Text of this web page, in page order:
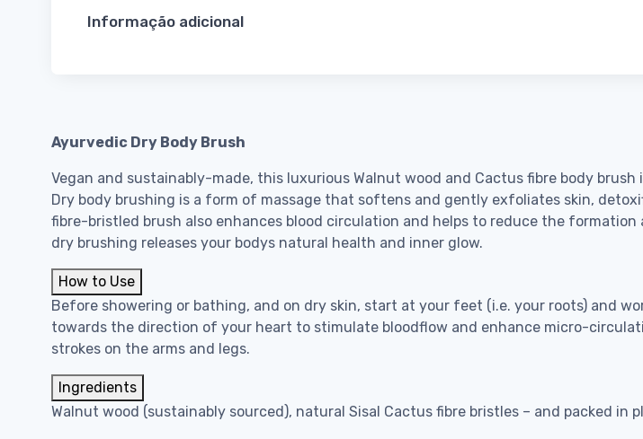
Informação adicional
Ayurvedic Dry Body Brush
Vegan and sustainably-made, this luxurious Walnut wood and Cactus fibre body
Dry body brushing is a form of massage that softens and gently exfoliates skin,
fibre-bristled brush also enhances blood circulation and helps to reduce the
dry brushing releases your bodys natural health and inner glow.
How to Use
Before showering or bathing, and on dry skin, start at your feet (i.e. your roots) and
towards the direction of your heart to stimulate bloodflow and enhance micro-
strokes on the arms and legs.
Ingredients
Walnut wood (sustainably sourced), natural Sisal Cactus fibre bristles – and packed in